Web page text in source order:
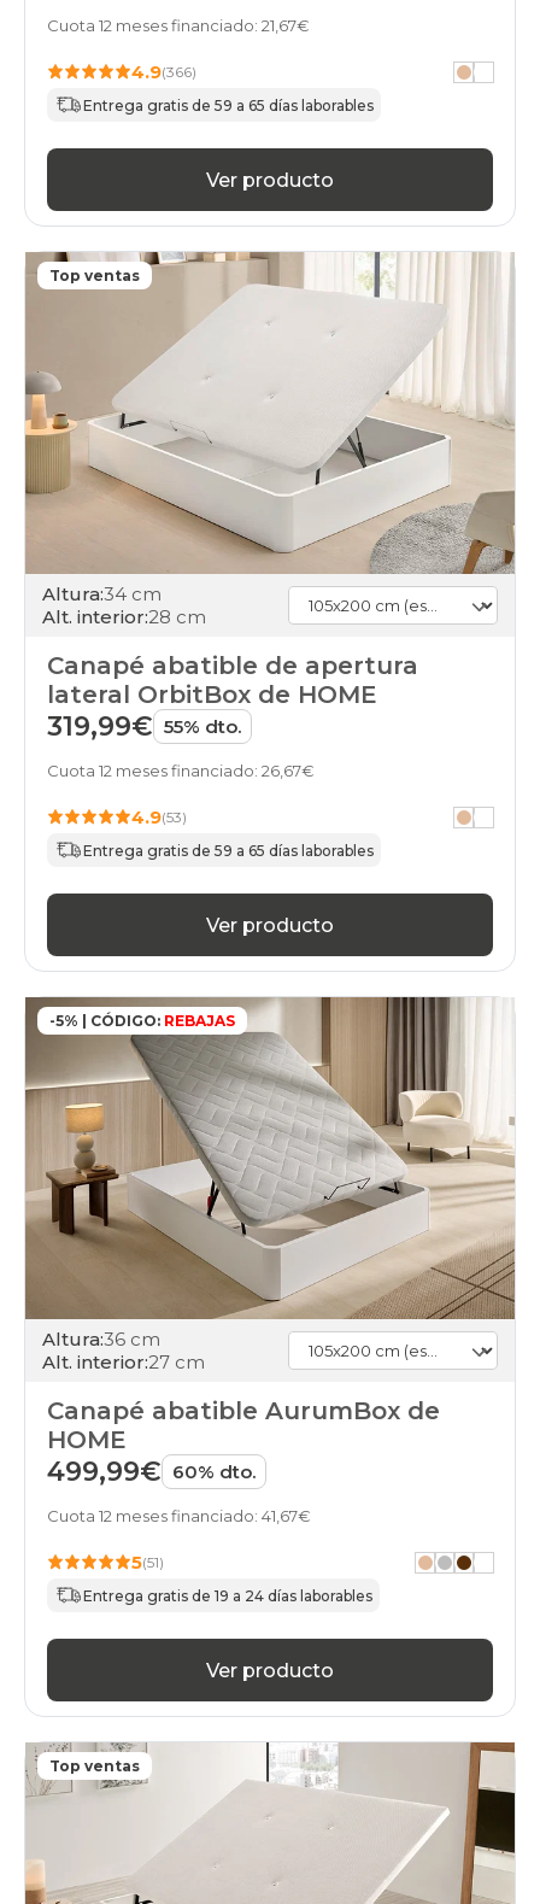
basic-
days
canapes-
gama-
silver
black-
days
canapes-
abatibles
black-
canapes-
abatibles
105x200cm
diamond
black-
days
canapes-
abatibles
baratos
black-
105x200cm
days
abatibles
105x200cm
precio
days
canapes-
abatibles
105x200cm
en-
oferta
black-
days
canapes-
abatibles
105x200cm
financiados
black-
days
canapes-
abatibles
105x200cm
gama-
alta
abatibles
Cuota 12 meses financiado: 21,67€
4.9(366)
Entrega gratis de 59 a 65 días laborables
Ver producto
Top ventas
Altura:34 cm
Alt. interior:28 cm
Canapé abatible de apertura
lateral OrbitBox de HOME
319,99€ 55% dto.
Cuota 12 meses financiado: 26,67€
4.9(53)
Entrega gratis de 59 a 65 días laborables
Ver producto
-5% | CÓDIGO: REBAJAS
Altura:36 cm
Alt. interior:27 cm
Canapé abatible AurumBox de
HOME
499,99€ 60% dto.
Cuota 12 meses financiado: 41,67€
5(51)
Entrega gratis de 19 a 24 días laborables
Ver producto
Top ventas